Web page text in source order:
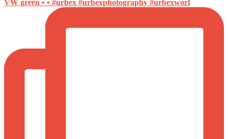
VW green • • #urbex #urbexphotography #urbexworl